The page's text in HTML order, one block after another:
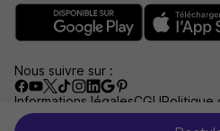
Nous suivre sur :
Informations légalesCGUPolitique
Gérer les traceursAccessibilité :